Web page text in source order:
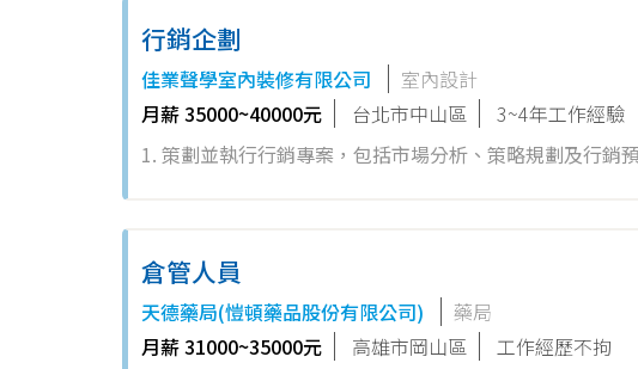
行銷企劃
佳業聲學室內裝修有限公司
室內設計
月薪 35000~40000元
台北市中山區
3~4年工作經驗
1. 策劃並執行行銷專案，包括市場分析、策略規劃及行銷預算管理。 2. 撰寫製作行銷文案及創意內容，
牌推廣活動，包含新產品或服務的行銷策略發展與執行。 7. 具備基本室內設計知識，掌握行業趨勢與市場動態，提供專業
倉管人員
天德藥局(愷頓藥品股份有限公司)
藥局
月薪 31000~35000元
高雄市岡山區
工作經歷不拘